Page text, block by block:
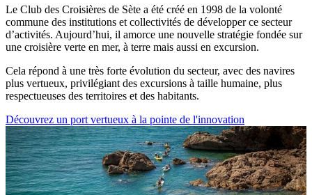
Le Club des Croisières de Sète a été créé en 1998 de la volonté
commune des institutions et collectivités de développer ce secteur
d’activités. Aujourd’hui, il amorce une nouvelle stratégie fondée sur
une croisière verte en mer, à terre mais aussi en excursion.
Cela répond à une très forte évolution du secteur, avec des navires
plus vertueux, privilégiant des excursions à taille humaine, plus
respectueuses des territoires et des habitants.
Découvrez un port vertueux à la pointe de l'innovation